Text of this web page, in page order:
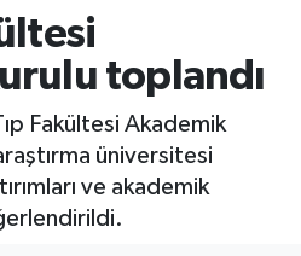
toplandı
Fakültesi Akademik
üniversitesi
ve akademik